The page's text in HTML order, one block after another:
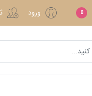
0 ورود